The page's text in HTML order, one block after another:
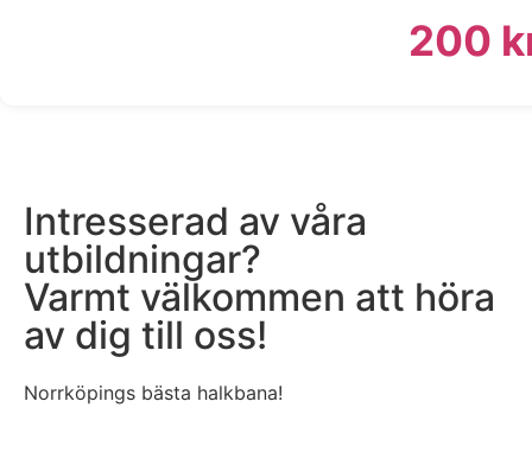
200
Intresserad av våra
utbildningar?
Varmt välkommen att höra
av dig till oss!
Norrköpings bästa halkbana!